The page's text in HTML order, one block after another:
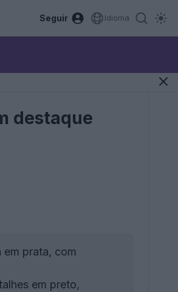
Seguir Idioma
destaque
em prata, com
em preto,